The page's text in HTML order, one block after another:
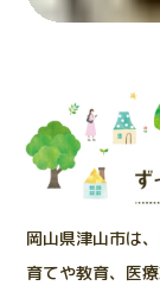
岡山県津山市は
育てや教育、医